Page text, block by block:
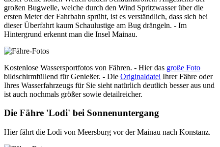
großen Bugwelle, welche durch den Wind Spritzwasser über die
ersten Meter der Fahrbahn sprüht, ist es verständlich, dass sich bei
dieser Überfahrt kaum Schaulustige am Bug drängeln. - Im
Hintergrund erkennt man die Insel Mainau.
Kostenlose Wassersportfotos von Fähren. - Hier das große Foto
bildschirmfüllend für Genießer. - Die Originaldatei Ihrer Fähre oder
Ihres Wasserfahrzeugs für Sie sieht natürlich deutlich besser aus und
ist auch nochmals größer sowie detailreicher.
Die Fähre 'Lodi' bei Sonnenuntergang
Hier fährt die Lodi von Meersburg vor der Mainau nach Konstanz.